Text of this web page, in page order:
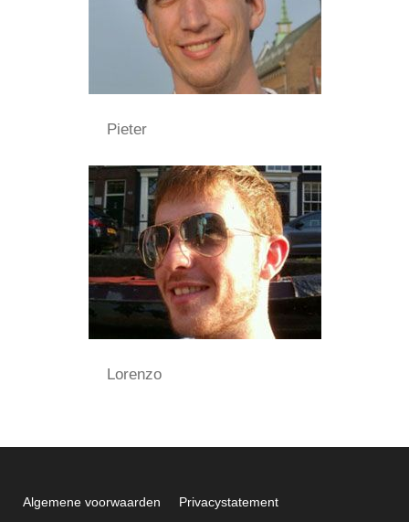
Pieter
Lorenzo
Algemene voorwaarden Privacystatement